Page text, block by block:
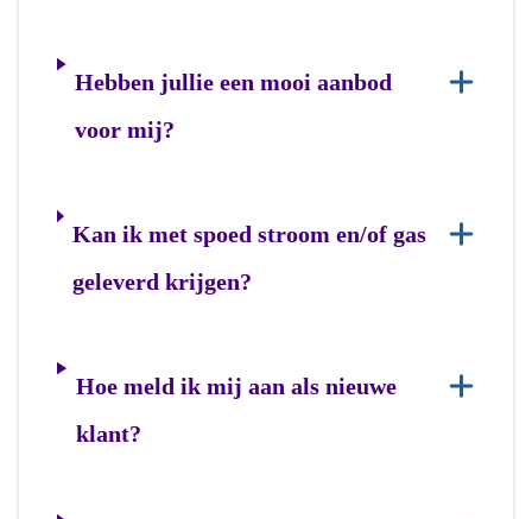
Hebben jullie een mooi aanbod
voor mij?
Kan ik met spoed stroom en/of gas
geleverd krijgen?
Hoe meld ik mij aan als nieuwe
klant?